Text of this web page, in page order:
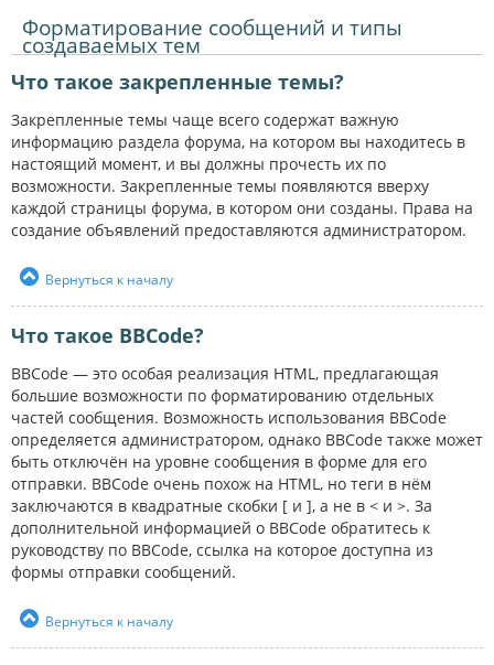
Форматирование сообщений и типы
создаваемых тем
Что такое закрепленные темы?
Закрепленные темы чаще всего содержат важную
информацию раздела форума, на котором вы находитесь в
настоящий момент, и вы должны прочесть их по
возможности. Закрепленные темы появляются вверху
каждой страницы форума, в котором они созданы. Права на
создание объявлений предоставляются администратором.
Вернуться к началу
Что такое BBCode?
BBCode — это особая реализация HTML, предлагающая
большие возможности по форматированию отдельных
частей сообщения. Возможность использования BBCode
определяется администратором, однако BBCode также может
быть отключён на уровне сообщения в форме для его
отправки. BBCode очень похож на HTML, но теги в нём
заключаются в квадратные скобки [ и ], а не в < и >. За
дополнительной информацией о BBCode обратитесь к
руководству по BBCode, ссылка на которое доступна из
формы отправки сообщений.
Вернуться к началу